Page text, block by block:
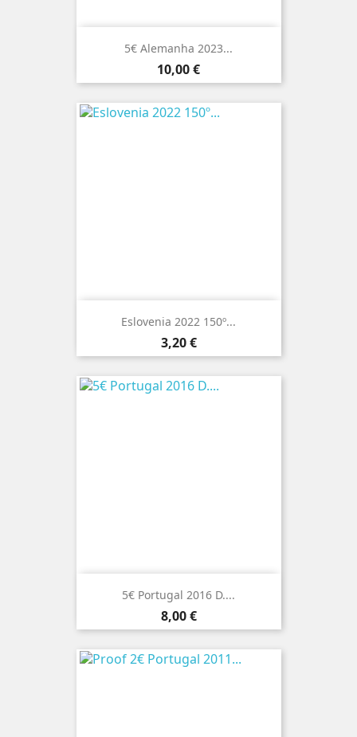
5€ Alemanha 2023...
Preço
10,00 €
Eslovenia 2022 150º...
Preço
3,20 €
5€ Portugal 2016 D....
Preço
8,00 €